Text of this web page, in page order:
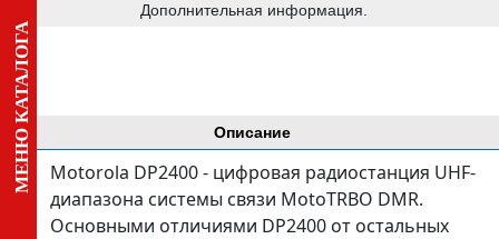
МЕНЮ КАТАЛОГА Описание
Motorola DP2400 - цифровая радиостанция UHF-
диапазона системы связи MotoTRBO DMR.
Основными отличиями DP2400 от остальных
Дополнительная информация.